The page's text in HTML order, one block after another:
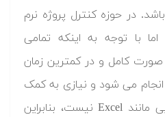
در حوزه کنترل پروژه نرم
با توجه به اینکه تمامی
کامل و در کمترین زمان
در خود نرم افزار Primavera انجام می شود و نیازی به کمک
گرفتن از سایر نرم افزارهایی مانند Excel نیست، بنابراین